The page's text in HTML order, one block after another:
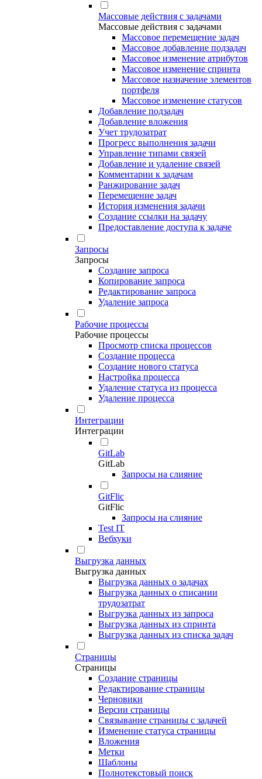
Массовые действия с задачами
Массовые действия с задачами
Массовое перемещение задач
Массовое добавление подзадач
Массовое изменение атрибутов
Массовое изменение спринта
Массовое назначение элементов
портфеля
Массовое изменение статусов
Добавление подзадач
Добавление вложения
Учет трудозатрат
Прогресс выполнения задачи
Управление типами связей
Добавление и удаление связей
Комментарии к задачам
Ранжирование задач
Перемещение задач
История изменения задачи
Создание ссылки на задачу
Предоставление доступа к задаче
Запросы
Запросы
Создание запроса
Копирование запроса
Редактирование запроса
Удаление запроса
Рабочие процессы
Рабочие процессы
Просмотр списка процессов
Создание процесса
Создание нового статуса
Настройка процесса
Удаление статуса из процесса
Удаление процесса
Интеграции
Интеграции
GitLab
GitLab
Запросы на слияние
GitFlic
GitFlic
Запросы на слияние
Test IT
Вебхуки
Выгрузка данных
Выгрузка данных
Выгрузка данных о задачах
Выгрузка данных о списании
трудозатрат
Выгрузка данных из запроса
Выгрузка данных из спринта
Выгрузка данных из списка задач
Страницы
Страницы
Создание страницы
Редактирование страницы
Черновики
Версии страницы
Связывание страницы с задачей
Изменение статуса страницы
Вложения
Метки
Шаблоны
Полнотекстовый поиск